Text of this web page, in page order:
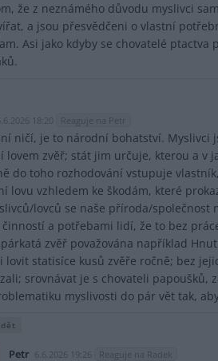
že z neznámého důvodu myslivci
a jsou přesvědčeni o vlastní
Asi jako kdyby se chovatelé ptactva
6.6.2026 18:20 Reaguje na Petr
ničí, je to národní bohatství. Myslivci
lovem zvěř; stát jim určuje, kterou a v
do toho rozhodování vstupuje
lovu vzhledem ke škodám, které
lovců se naše příroda/společnost
a potřebami lidí, že to bez
zvěř považována například
lovit statisíce kusů zvěře ročně; bez
srovnávat je s chovateli papoušků,
myslivosti do pár vět tak,
Petr 6.6.2026 19:26 Reaguje na Radek